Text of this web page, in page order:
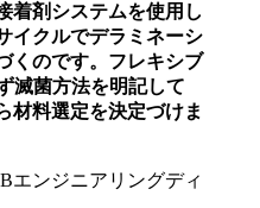
着剤システムを使用し
イクルでデラミネーシ
くのです。フレキシブ
滅菌方法を明記して
材料選定を決定づけま
エンジニアリングディ